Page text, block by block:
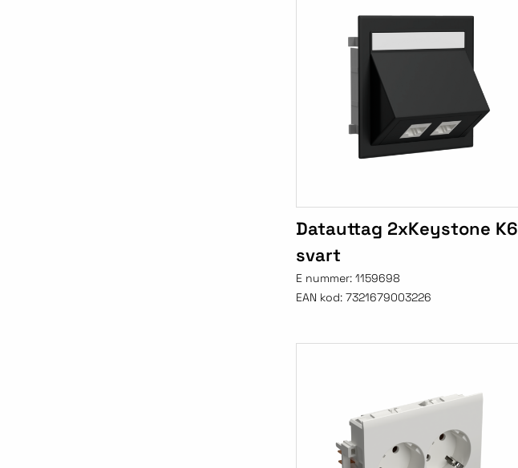
Datauttag 2xKeystone K6
svart
E nummer: 1159698
EAN kod: 7321679003226